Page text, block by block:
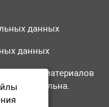
данных
данных
материалов
обязательна.